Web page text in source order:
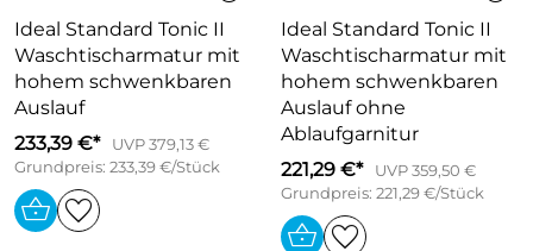
Ideal Standard Tonic II
Waschtischarmatur mit
hohem schwenkbaren
Auslauf
233,39 €*
UVP 379,13 €
Grundpreis: 233,39 €/Stück
Ideal Standard Tonic II
Waschtischarmatur mit
hohem schwenkbaren
Auslauf ohne
Ablaufgarnitur
221,29 €*
UVP 359,50 €
Grundpreis: 221,29 €/Stück